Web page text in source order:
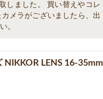
しました。 買い替えやコレ
メラがございましたら、出
。
LENS 16-35mm